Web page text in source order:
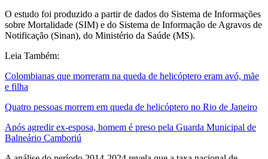
O estudo foi produzido a partir de dados do Sistema de Informações
sobre Mortalidade (SIM) e do Sistema de Informação de Agravos de
Notificação (Sinan), do Ministério da Saúde (MS).
Leia Também:
Colombianas que morreram na queda de helicóptero eram avó, mãe
e filha
Quatro pessoas morrem em queda de helicóptero no Rio de Janeiro
Após agredir ex-esposa, homem é preso pela Guarda Municipal de
Balneário Camboriú